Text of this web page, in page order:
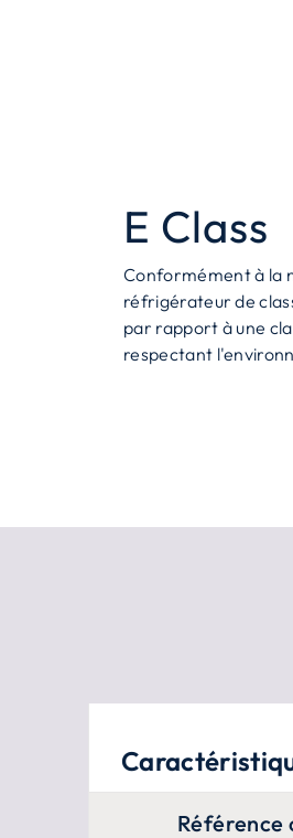
E Class
Conformément à la
réfrigérateur de
par rapport à une
respectant
Référence